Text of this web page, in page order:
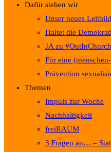
Dafür stehen wir
Unser neues Leitbild
Haltet die
JA zu #OutInChurch
Für eine
Prävention
Themen
Impuls zur Woche
Nachhaltigkeit
freiRAUM
3 Fragen an… –